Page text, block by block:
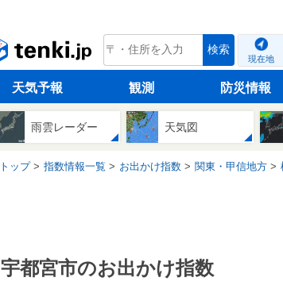
tenki.jp 検索
現在地
天気予報 観測 防災情報
雨雲レーダー 天気図
トップ 指数情報一覧 お出かけ指数 関東・甲信地方
宇都宮市のお出かけ指数